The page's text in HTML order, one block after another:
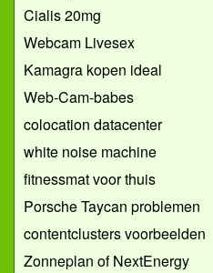
Cialis 20mg
Webcam Livesex
Kamagra kopen ideal
Web-Cam-babes
colocation datacenter
white noise machine
fitnessmat voor thuis
Porsche Taycan problemen
contentclusters voorbeelden
Zonneplan of NextEnergy